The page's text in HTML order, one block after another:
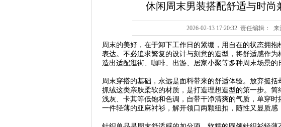
休闲周末男装搭配舒适与时尚
2026-02-13 17:20:32 责任编辑：
周末的美好，在于卸下工作日的紧绷，用自在的状态拥
表达。不必追求繁复的设计与刻意的造型，将舒适感作
造出适配逛街、咖啡、出游、居家小聚等多种周末场景的
周末穿搭的基础，永远是面料带来的舒适体验。放弃挺括
抓绒这类亲肤柔软的材质，是打造理想造型的第一步。简
浅灰、卡其等低饱和色调，自带干净清爽的气质，单穿
一件轻薄的亚麻衬衫，解开领口两颗纽扣，随性又显质感